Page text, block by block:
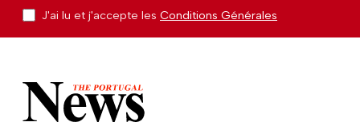
J'ai lu et j'accepte les Conditions Générales